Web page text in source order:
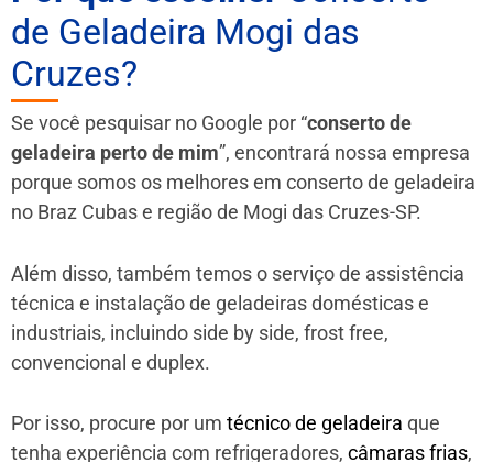
de Geladeira Mogi das
Cruzes?
Se você pesquisar no Google por “conserto de
geladeira perto de mim”, encontrará nossa empresa
porque somos os melhores em conserto de geladeira
no Braz Cubas e região de Mogi das Cruzes-SP.
Além disso, também temos o serviço de assistência
técnica e instalação de geladeiras domésticas e
industriais, incluindo side by side, frost free,
convencional e duplex.
Por isso, procure por um técnico de geladeira que
tenha experiência com refrigeradores, câmaras frias,